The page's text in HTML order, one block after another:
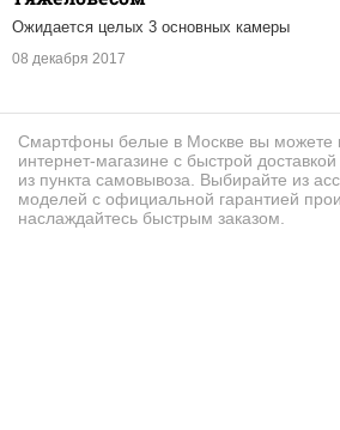
Ожидается целых 3 основных камеры
08 декабря 2017
Смартфоны белые в Москве вы можете
интернет-магазине с быстрой
из пункта самовывоза. Выбирайте из
моделей с официальной гарантией
наслаждайтесь быстрым заказом.